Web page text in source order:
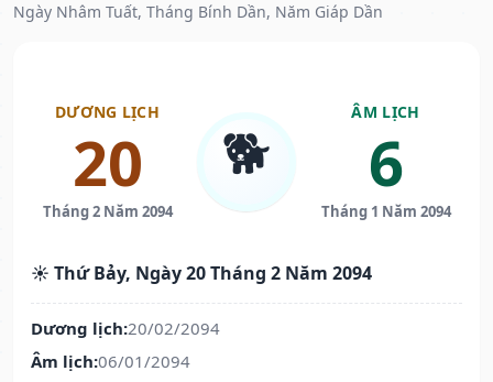
Ngày Nhâm Tuất, Tháng Bính Dần, Năm Giáp Dần
DƯƠNG LỊCH
20
Tháng 2 Năm 2094
🐕
ÂM LỊCH
6
Tháng 1 Năm 2094
☀️ Thứ Bảy, Ngày 20 Tháng 2 Năm 2094
Dương lịch:20/02/2094
Âm lịch:06/01/2094